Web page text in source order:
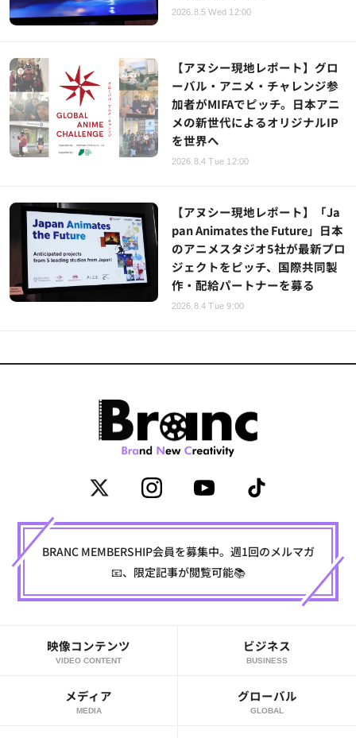
2026.8.5 Wed 12:00
【アヌシー現地レポート】グロ
ーバル・アニメ・チャレンジ参
加者がMIFAでピッチ。日本アニ
メの新世代によるオリジナルIP
を世界へ
2026.8.4 Tue 12:00
【アヌシー現地レポート】「Ja
pan Animates the Future」日本
のアニメスタジオ5社が最新プロ
ジェクトをピッチ、国際共同製
作・配給パートナーを募る
2026.8.4 Tue 9:00
BRANC MEMBERSHIP会員を募集中。週1回のメルマガ
📧、限定記事が閲覧可能📚
映像コンテンツ
VIDEO CONTENT
ビジネス
BUSINESS
メディア
MEDIA
グローバル
GLOBAL